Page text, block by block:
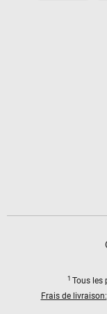
1 Tous les
Frais de livraison: